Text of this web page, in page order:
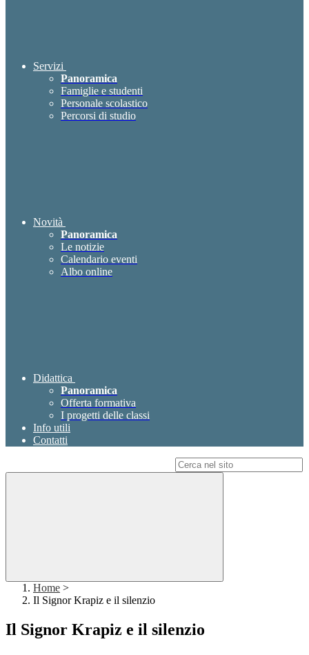
Servizi
Panoramica
Famiglie e studenti
Personale scolastico
Percorsi di studio
Novità
Panoramica
Le notizie
Calendario eventi
Albo online
Didattica
Panoramica
Offerta formativa
I progetti delle classi
Info utili
Contatti
Home >
Il Signor Krapiz e il silenzio
Il Signor Krapiz e il silenzio